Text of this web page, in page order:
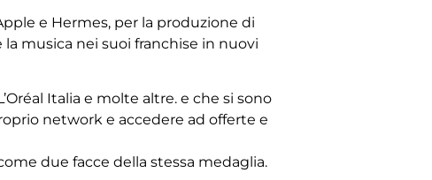
e Hermes, per la produzione di
musica nei suoi franchise in nuovi
Italia e molte altre. e che si sono
network e accedere ad offerte e
due facce della stessa medaglia.